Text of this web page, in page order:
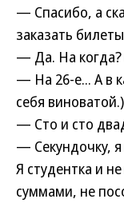
— Спасибо, а
заказать
— Да. На когда?
— На 26-е... А в
себя виноватой.)
— Сто и сто
— Секундочку,
Я студентка и
суммами, не